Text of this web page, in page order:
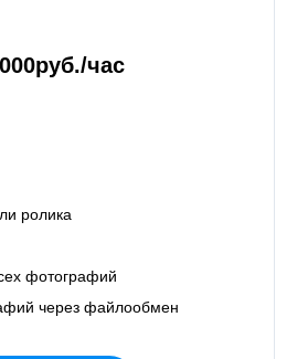
час
ролика
фотографий
через файлообмен